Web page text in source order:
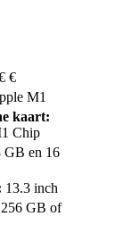
€
M1
kaart:
Chip
GB en 16
13.3 inch
256 GB of